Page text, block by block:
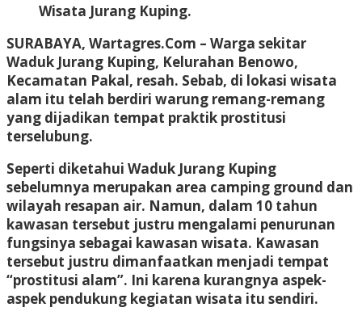
Wisata Jurang Kuping.
SURABAYA, Wartagres.Com – Warga sekitar
Waduk Jurang Kuping, Kelurahan Benowo,
Kecamatan Pakal, resah. Sebab, di lokasi wisata
alam itu telah berdiri warung remang-remang
yang dijadikan tempat praktik prostitusi
terselubung.
Seperti diketahui Waduk Jurang Kuping
sebelumnya merupakan area camping ground dan
wilayah resapan air. Namun, dalam 10 tahun
kawasan tersebut justru mengalami penurunan
fungsinya sebagai kawasan wisata. Kawasan
tersebut justru dimanfaatkan menjadi tempat
“prostitusi alam”. Ini karena kurangnya aspek-
aspek pendukung kegiatan wisata itu sendiri.